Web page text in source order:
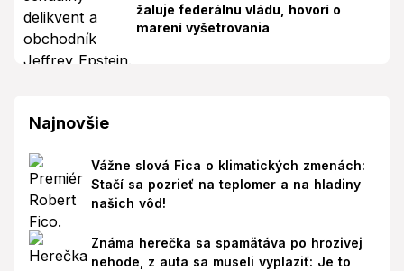
žaluje federálnu vládu, hovorí o
marení vyšetrovania
Najnovšie
Vážne slová Fica o klimatických zmenách:
Stačí sa pozrieť na teplomer a na hladiny
našich vôd!
Známa herečka sa spamätáva po hrozivej
nehode, z auta sa museli vyplaziť: Je to